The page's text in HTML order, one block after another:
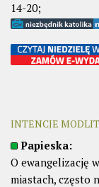
14-20;
INTENCJE
Papieska:
O ewangelizację
miastach, często